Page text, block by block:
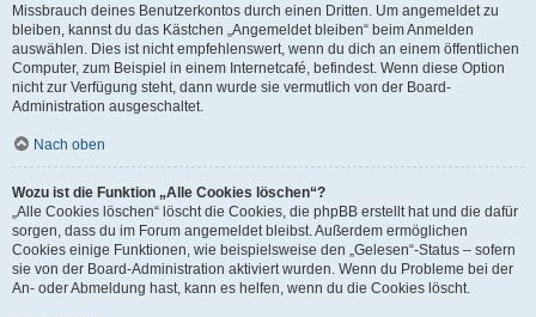
Missbrauch deines Benutzerkontos durch einen Dritten. Um angemeldet zu
bleiben, kannst du das Kästchen „Angemeldet bleiben“ beim Anmelden
auswählen. Dies ist nicht empfehlenswert, wenn du dich an einem öffentlichen
Computer, zum Beispiel in einem Internetcafé, befindest. Wenn diese Option
nicht zur Verfügung steht, dann wurde sie vermutlich von der Board-
Administration ausgeschaltet.
Nach oben
Wozu ist die Funktion „Alle Cookies löschen“?
„Alle Cookies löschen“ löscht die Cookies, die phpBB erstellt hat und die dafür
sorgen, dass du im Forum angemeldet bleibst. Außerdem ermöglichen
Cookies einige Funktionen, wie beispielsweise den „Gelesen“-Status – sofern
sie von der Board-Administration aktiviert wurden. Wenn du Probleme bei der
An- oder Abmeldung hast, kann es helfen, wenn du die Cookies löscht.